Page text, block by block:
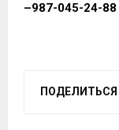
–987-045-24-88
ПОДЕЛИТЬСЯ